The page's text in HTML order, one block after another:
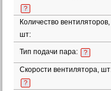
?
Количество вентиляторов,
шт:
Тип подачи пара: ?
Скорости вентилятора,
?